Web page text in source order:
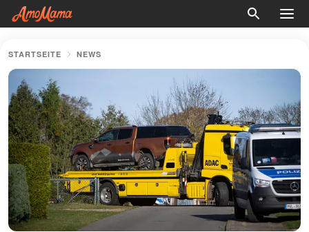
STARTSEITE NEWS